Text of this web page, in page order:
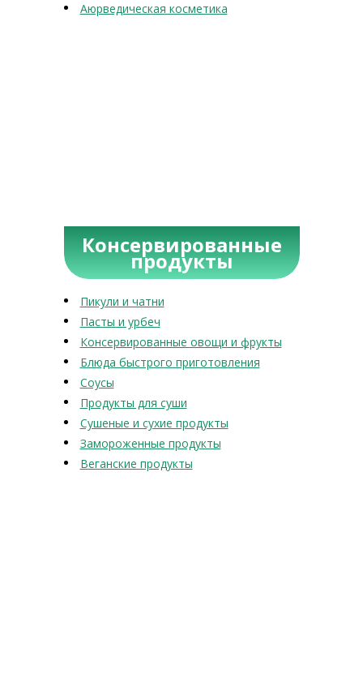
Аюрведическая косметика
Консервированные
продукты
Пикули и чатни
Пасты и урбеч
Консервированные овощи и фрукты
Блюда быстрого приготовления
Соусы
Продукты для суши
Сушеные и сухие продукты
Замороженные продукты
Веганские продукты